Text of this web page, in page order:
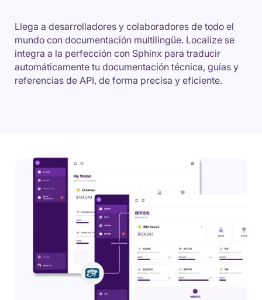
Llega a desarrolladores y colaboradores de todo el
mundo con documentación multilingüe. Localize se
integra a la perfección con Sphinx para traducir
automáticamente tu documentación técnica, guías y
referencias de API, de forma precisa y eficiente.